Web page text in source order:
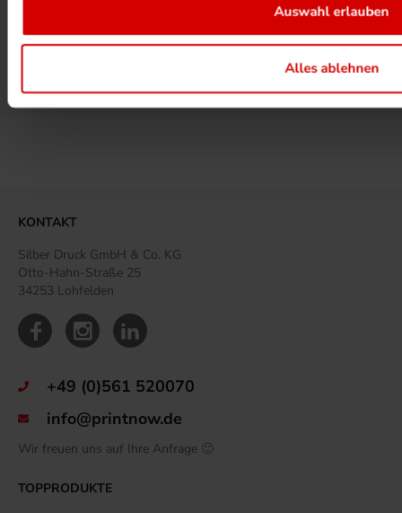
Auswahl erlauben
Alles ablehnen
KONTAKT
Silber Druck GmbH & Co. KG
Otto-Hahn-Straße 25
34253 Lohfelden
+49 (0)561 520070
info@printnow.de
Wir freuen uns auf Ihre Anfrage 🙂
TOPPRODUKTE